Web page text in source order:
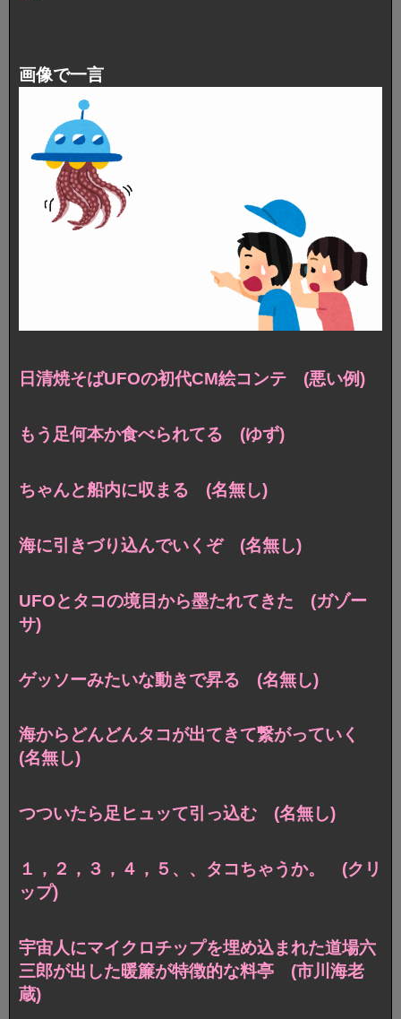
画像で一言
日清焼そばUFOの初代CM絵コンテ (悪い例)
もう足何本か食べられてる (ゆず)
ちゃんと船内に収まる (名無し)
海に引きづり込んでいくぞ (名無し)
UFOとタコの境目から墨たれてきた (ガゾー
サ)
ゲッソーみたいな動きで昇る (名無し)
海からどんどんタコが出てきて繋がっていく
(名無し)
つついたら足ヒュッて引っ込む (名無し)
１，２，３，４，５、、タコちゃうか。 (クリ
ップ)
宇宙人にマイクロチップを埋め込まれた道場六
三郎が出した暖簾が特徴的な料亭 (市川海老
蔵)